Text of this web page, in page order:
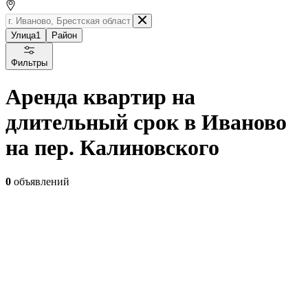
Улица1 Район
Фильтры
Аренда квартир на
длительный срок в Иваново
на пер. Калиновского
0 объявлений